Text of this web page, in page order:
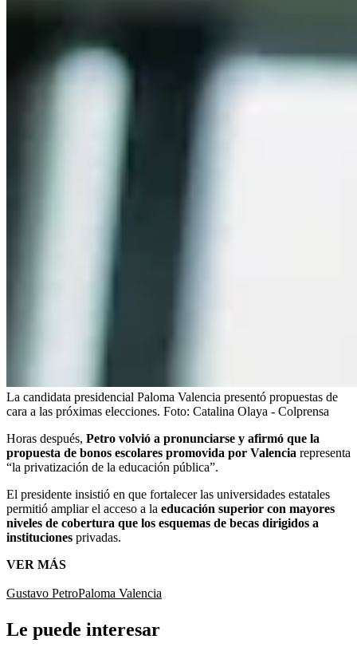
La candidata presidencial Paloma Valencia presentó propuestas de
cara a las próximas elecciones. Foto: Catalina Olaya - Colprensa
Horas después, Petro volvió a pronunciarse y afirmó que la
propuesta de bonos escolares promovida por Valencia representa
“la privatización de la educación pública”.
El presidente insistió en que fortalecer las universidades estatales
permitió ampliar el acceso a la educación superior con mayores
niveles de cobertura que los esquemas de becas dirigidos a
instituciones privadas.
VER MÁS
Gustavo PetroPaloma Valencia
Le puede interesar